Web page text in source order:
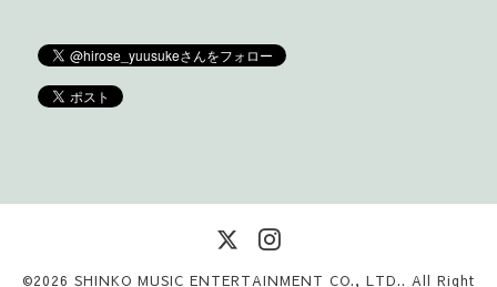
©2026 SHINKO MUSIC ENTERTAINMENT CO., LTD.. All Right